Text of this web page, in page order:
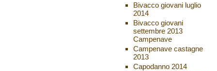
Bivacco giovani luglio
2014
Bivacco giovani
settembre 2013
Campenave
Campenave castagne
2013
Capodanno 2014